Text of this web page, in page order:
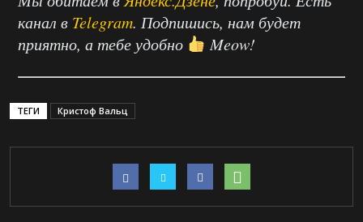
канал в Telegram. Подпишись, нам будет
приятно, а тебе удобно
Meow!
ТЕГИ Кристоф Вальц